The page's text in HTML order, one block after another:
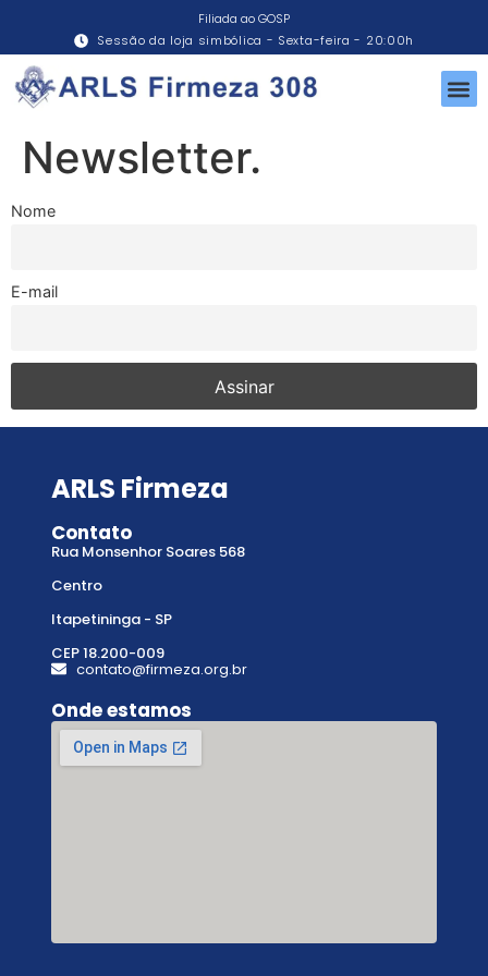
Filiada ao GOSP
Sessão da loja simbólica - Sexta-feira - 20:00h
Newsletter.
Nome
E-mail
ARLS Firmeza
Contato
Rua Monsenhor Soares 568
Centro
Itapetininga - SP
CEP 18.200-009
contato@firmeza.org.br
Onde estamos